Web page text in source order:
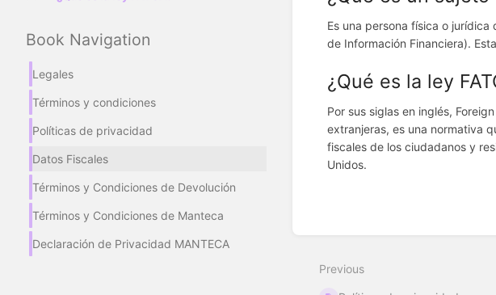
Book Navigation
Legales
Términos y condiciones
Políticas de privacidad
Datos Fiscales
Términos y Condiciones de Devolución
Términos y Condiciones de Manteca
Declaración de Privacidad MANTECA
Es una persona física o
de Información Financiera).
¿Qué es la ley
Por sus siglas en inglés,
extranjeras, es una normativa
fiscales de los ciudadanos y
Unidos.
mode
Previous